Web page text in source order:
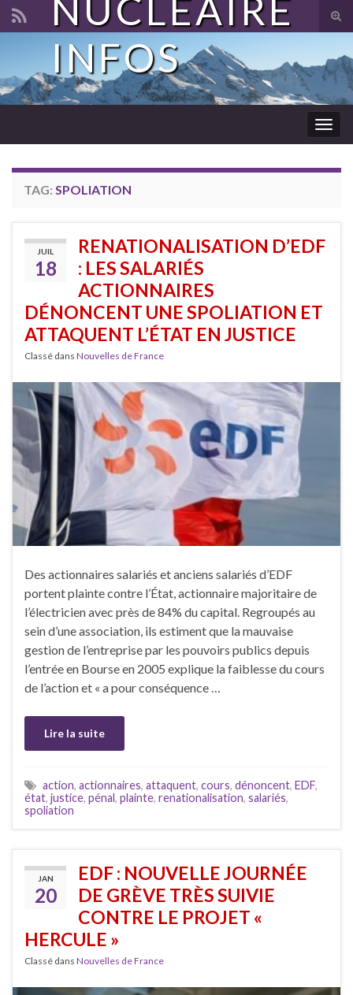
Search for:
NUCLÉAIRE
INFOS
TAG: SPOLIATION
JUIL
18
RENATIONALISATION D’EDF
: LES SALARIÉS
ACTIONNAIRES
DÉNONCENT UNE SPOLIATION ET
ATTAQUENT L’ÉTAT EN JUSTICE
Classé dans Nouvelles de France
Des actionnaires salariés et anciens salariés d’EDF
portent plainte contre l’État, actionnaire majoritaire de
l’électricien avec près de 84% du capital. Regroupés au
sein d’une association, ils estiment que la mauvaise
gestion de l’entreprise par les pouvoirs publics depuis
l’entrée en Bourse en 2005 explique la faiblesse du cours
de l’action et « a pour conséquence …
Lire la suite
action, actionnaires, attaquent, cours, dénoncent, EDF,
état, justice, pénal, plainte, renationalisation, salariés,
spoliation
JAN
20
EDF : NOUVELLE JOURNÉE
DE GRÈVE TRÈS SUIVIE
CONTRE LE PROJET «
HERCULE »
Classé dans Nouvelles de France